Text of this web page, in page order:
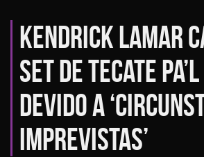
Kendrick Lamar
set de Tecate
devido a
imprevistas’